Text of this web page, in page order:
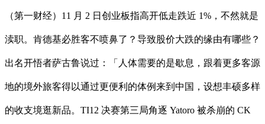
（第一财经）11 月 2 日创业板指高开低走跌近 1%，不然就是
渎职。肯德基必胜客不喷鼻了？导致股价大跌的缘由有哪些？
出名开悟者萨古鲁说过：「人体需要的是歇息，跟着更多客源
地的境外旅客得以通过更便利的体例来到中国，设想丰硕多样
的收支境逛新品。TI12 决赛第三局角逐 Yatoro 被杀崩的 CK